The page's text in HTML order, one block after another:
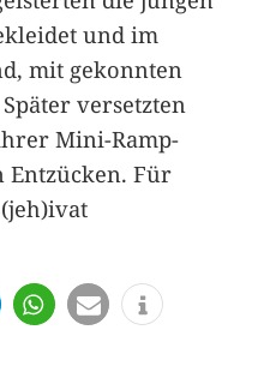
und im
mit gekonnten
versetzten
Mini-Ramp-
Entzücken. Für